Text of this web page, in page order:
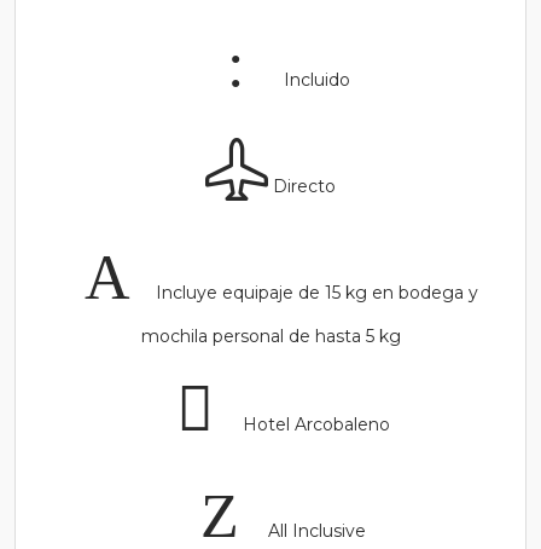
Incluido
Directo
Incluye equipaje de 15 kg en bodega y
mochila personal de hasta 5 kg
Hotel Arcobaleno
All Inclusive